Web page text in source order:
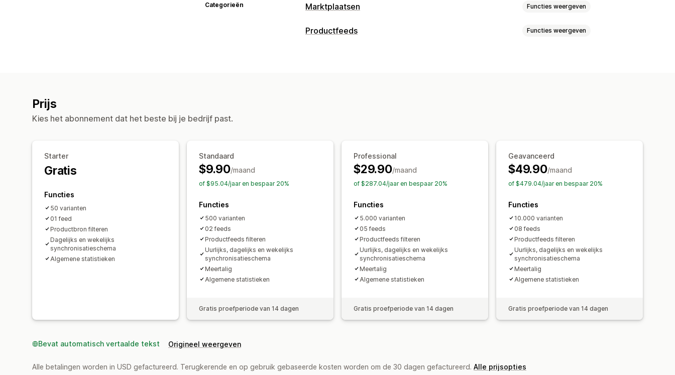
Categorieën Marktplaatsen Functies weergeven
Vermeldingsbeheer
Productfeeds Functies weergeven
Productsynchronisatie
Geplande synchronisatie
Foutvalidatie Productselectie
Targetspecifieke locaties
Voorraadondersteuning Feedoptimalisatie
Prijs
Kies het abonnement dat het beste bij je bedrijf past.
️️Starter
Gratis
Functies
50 varianten
01 feed
Productbron filteren
Dagelijks en wekelijks
synchronisatieschema
Algemene statistieken
Standaard
$9.90/maand
of $95.04/jaar en bespaar 20%
Functies
500 varianten
02 feeds
Productfeeds filteren
Uurlijks, dagelijks en wekelijks
synchronisatieschema
Meertalig
Algemene statistieken
Gratis proefperiode van 14 dagen
Professional
$29.90/maand
of $287.04/jaar en bespaar 20%
Functies
5.000 varianten
05 feeds
Productfeeds filteren
Uurlijks, dagelijks en wekelijks
synchronisatieschema
Meertalig
Algemene statistieken
Gratis proefperiode van 14 dagen
Geavanceerd
$49.90/maand
of $479.04/jaar en bespaar 20%
Functies
10.000 varianten
08 feeds
Productfeeds filteren
Uurlijks, dagelijks en wekelijks
synchronisatieschema
Meertalig
Algemene statistieken
Gratis proefperiode van 14 dagen
Bevat automatisch vertaalde tekst Origineel weergeven
Alle betalingen worden in USD gefactureerd. Terugkerende en op gebruik gebaseerde kosten worden om de 30 dagen gefactureerd. Alle prijsopties